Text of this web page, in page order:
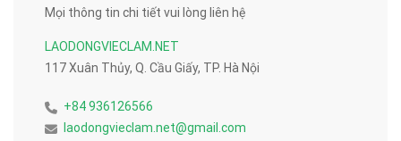
Mọi thông tin chi tiết vui lòng liên hệ
LAODONGVIECLAM.NET
117 Xuân Thủy, Q. Cầu Giấy, TP. Hà Nội
+84 936126566
laodongvieclam.net@gmail.com